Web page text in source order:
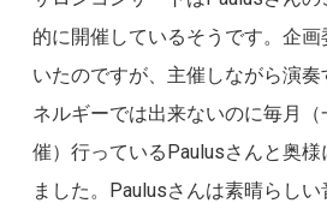
的に開催しているそうです。企
いたのですが、主催しながら演
ネルギーでは出来ないのに毎月
催）行っているPaulusさんと奥
ました。Paulusさんは素晴らし